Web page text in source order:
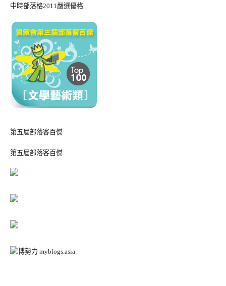
中時部落格2011嚴選優格
第五屆部落客百傑
第五屆部落客百傑